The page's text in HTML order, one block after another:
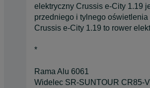
elektryczny Crussis e-City 1.19
przedniego i tylnego
Crussis e-City 1.19 to rower
*
Rama Alu 6061
Widelec SR-SUNTOUR CR85-